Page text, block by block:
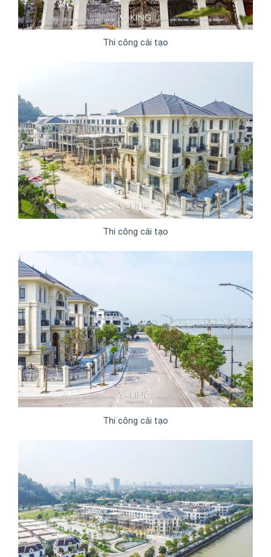
Thi công cải tạo
Thi công cải tạo
Thi công cải tạo